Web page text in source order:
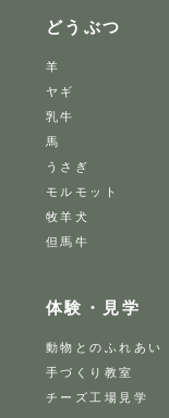
どうぶつ
羊
ヤギ
乳牛
馬
うさぎ
モルモット
牧羊犬
但馬牛
体験・見学
動物とのふれあい
手づくり教室
チーズ工場見学